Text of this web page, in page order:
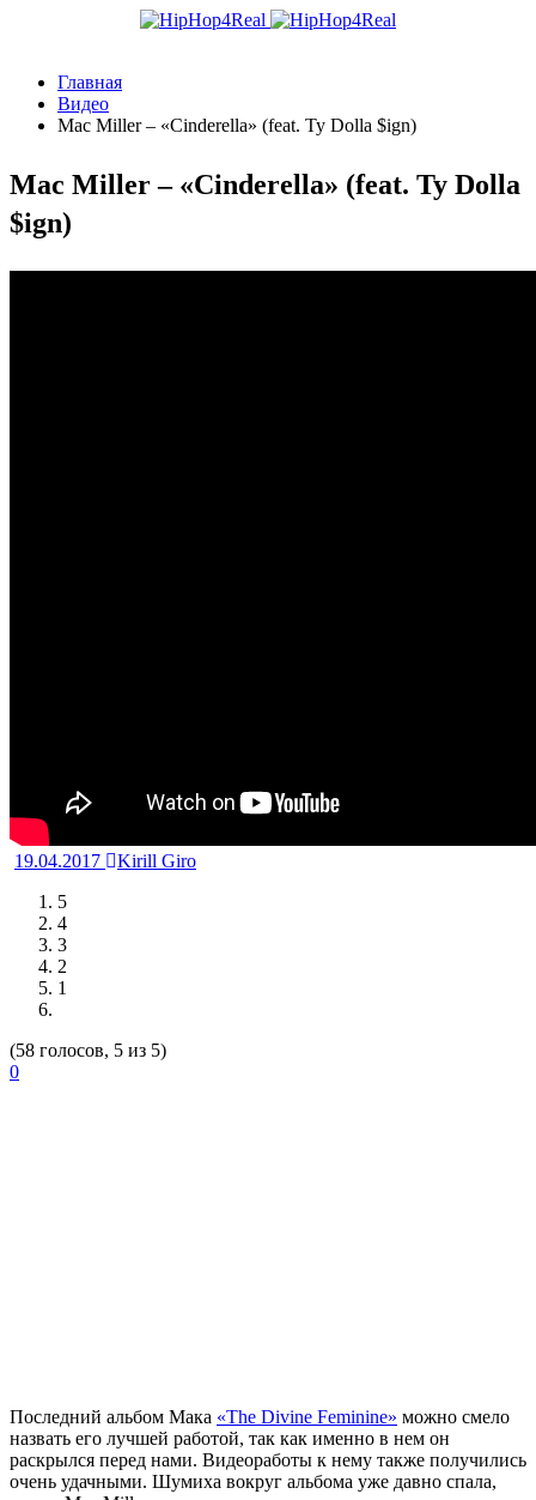
Главная
Видео
Mac Miller – «Cinderella» (feat. Ty Dolla $ign)
Mac Miller – «Cinderella» (feat. Ty Dolla
$ign)
19.04.2017
Kirill Giro
5
4
3
2
1
(58 голосов, 5 из 5)
0
Последний альбом Мака «The Divine Feminine» можно смело
назвать его лучшей работой, так как именно в нем он
раскрылся перед нами. Видеоработы к нему также получились
очень удачными. Шумиха вокруг альбома уже давно спала,